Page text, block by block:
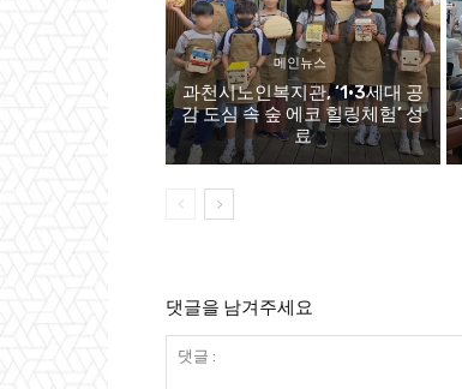
메인뉴스
과천시노인복지관, ‘1·3세대 공
감 도심 속 숲 에코 힐링체험’ 성
료
댓글을 남겨주세요